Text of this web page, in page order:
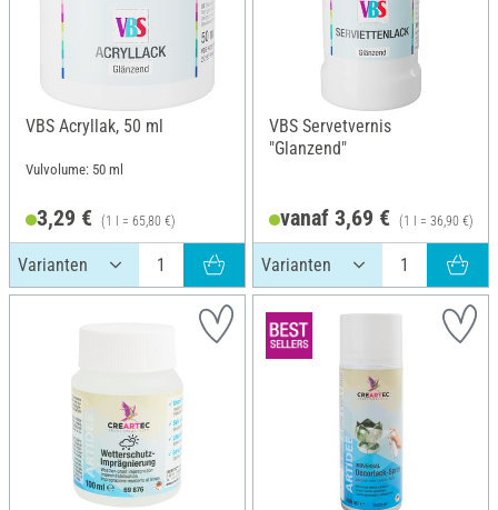
VBS Acryllak, 50 ml
Vulvolume: 50 ml
3,29 € (1 l = 65,80 €)
VBS Servetvernis
"Glanzend"
vanaf 3,69 € (1 l = 36,90 €)